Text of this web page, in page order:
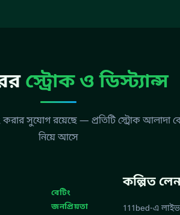
স্ট্রোক ও ডিস্ট্যান্স
করার সুযোগ রয়েছে — প্রতিটি স্ট্রোক আলাদা
নিয়ে আসে
বেটিং
জনপ্রিয়তা
কল্পিত
111bed-এ